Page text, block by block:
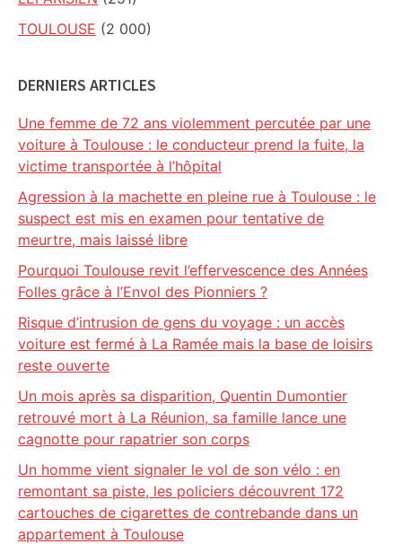
TOULOUSE (2 000)
DERNIERS ARTICLES
Une femme de 72 ans violemment percutée par une
voiture à Toulouse : le conducteur prend la fuite, la
victime transportée à l’hôpital
Agression à la machette en pleine rue à Toulouse : le
suspect est mis en examen pour tentative de
meurtre, mais laissé libre
Pourquoi Toulouse revit l’effervescence des Années
Folles grâce à l’Envol des Pionniers ?
Risque d’intrusion de gens du voyage : un accès
voiture est fermé à La Ramée mais la base de loisirs
reste ouverte
Un mois après sa disparition, Quentin Dumontier
retrouvé mort à La Réunion, sa famille lance une
cagnotte pour rapatrier son corps
Un homme vient signaler le vol de son vélo : en
remontant sa piste, les policiers découvrent 172
cartouches de cigarettes de contrebande dans un
appartement à Toulouse